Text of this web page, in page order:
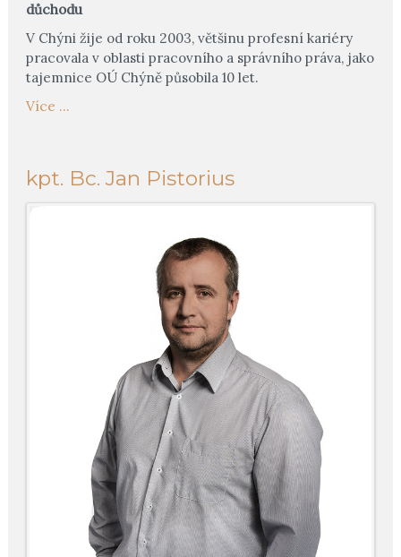
důchodu
V Chýni žije od roku 2003, většinu profesní kariéry
pracovala v oblasti pracovního a správního práva, jako
tajemnice OÚ Chýně působila 10 let.
Více ...
kpt. Bc. Jan Pistorius